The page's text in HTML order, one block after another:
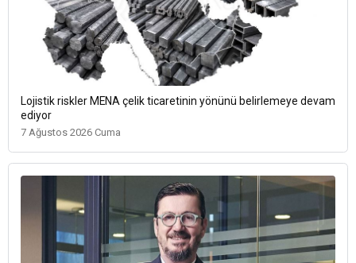
Lojistik riskler MENA çelik ticaretinin yönünü belirlemeye devam
ediyor
7 Ağustos 2026 Cuma